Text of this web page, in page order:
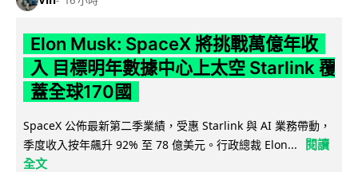
Elon Musk: SpaceX 將挑戰萬億年收
入 目標明年數據中心上太空 Starlink 覆
蓋全球170國
SpaceX 公佈最新第二季業績，受惠 Starlink 與 AI 業務帶動，
季度收入按年飆升 92% 至 78 億美元。行政總裁 Elon...
閱讀
全文